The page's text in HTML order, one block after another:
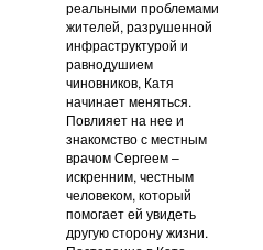
реальными проблемами
жителей, разрушенной
инфраструктурой и
равнодушием
чиновников, Катя
начинает меняться.
Повлияет на нее и
знакомство с местным
врачом Сергеем –
искренним, честным
человеком, который
помогает ей увидеть
другую сторону жизни.